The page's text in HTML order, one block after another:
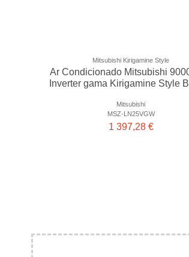
Mitsubishi Kirigamine Style
Ar Condicionado Mitsubishi
Inverter gama Kirigamine Style
Mitsubishi
MSZ-LN25VGW
1 397,28 €